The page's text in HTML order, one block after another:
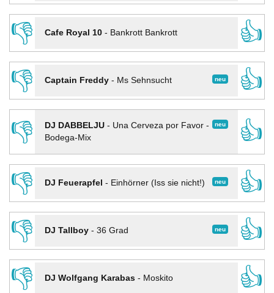
👎
Cafe Royal 10- Bankrott Bankrott
👍
👎
neu
Captain Freddy- Ms Sehnsucht
👍
👎
neu
DJ DABBELJU- Una Cerveza por Favor -
Bodega-Mix
👍
👎
neu
DJ Feuerapfel - Einhörner (Iss sie nicht!)
👍
👎
neu
DJ Tallboy- 36 Grad
👍
👎
DJ Wolfgang Karabas- Moskito
👍